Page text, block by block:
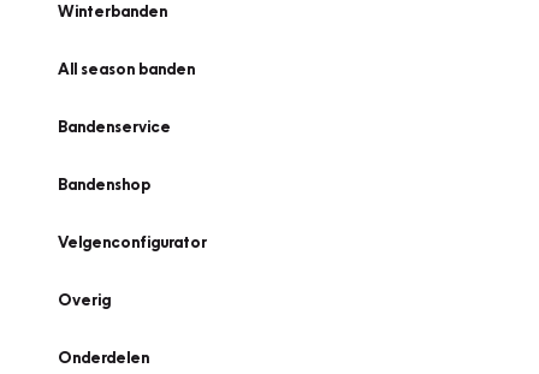
Winterbanden
All season banden
Bandenservice
Bandenshop
Velgenconfigurator
Overig
Onderdelen